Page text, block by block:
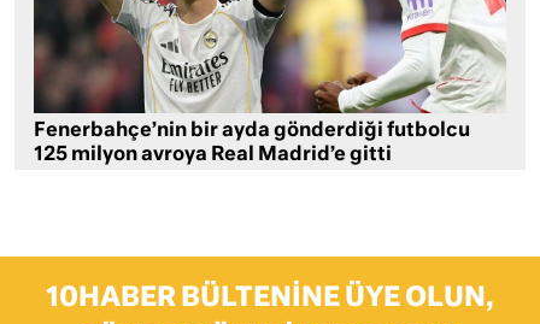
Fenerbahçe’nin bir ayda gönderdiği futbolcu
125 milyon avroya Real Madrid’e gitti
10HABER BÜLTENINE ÜYE OLUN,